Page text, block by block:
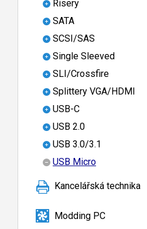
Risery
SATA
SCSI/SAS
Single Sleeved
SLI/Crossfire
Splittery VGA/HDMI
USB-C
USB 2.0
USB 3.0/3.1
USB Micro
Kancelářská technika
Modding PC